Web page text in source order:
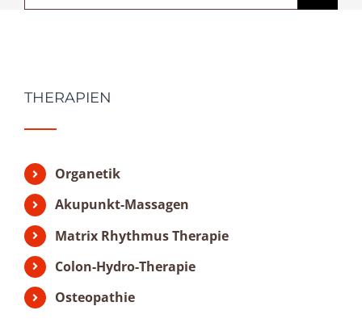
THERAPIEN
Organetik
Akupunkt-Massagen
Matrix Rhythmus Therapie
Colon-Hydro-Therapie
Osteopathie